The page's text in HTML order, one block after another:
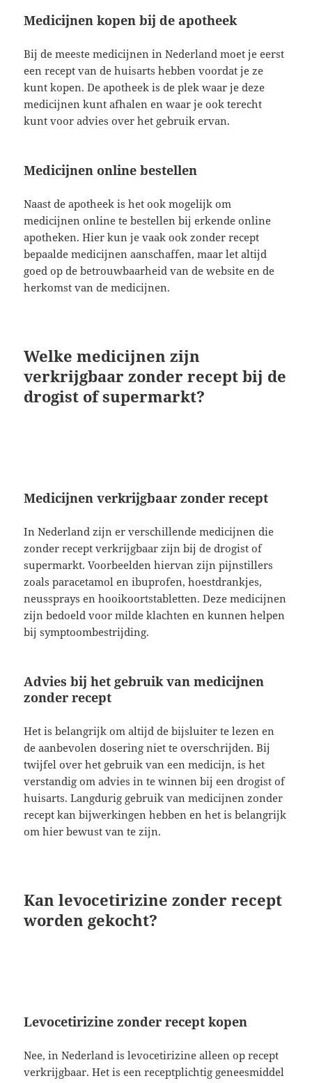
Medicijnen kopen bij de apotheek
Bij de meeste medicijnen in Nederland moet je eerst
een recept van de huisarts hebben voordat je ze
kunt kopen. De apotheek is de plek waar je deze
medicijnen kunt afhalen en waar je ook terecht
kunt voor advies over het gebruik ervan.
Medicijnen online bestellen
Naast de apotheek is het ook mogelijk om
medicijnen online te bestellen bij erkende online
apotheken. Hier kun je vaak ook zonder recept
bepaalde medicijnen aanschaffen, maar let altijd
goed op de betrouwbaarheid van de website en de
herkomst van de medicijnen.
Welke medicijnen zijn
verkrijgbaar zonder recept bij de
drogist of supermarkt?
Medicijnen verkrijgbaar zonder recept
In Nederland zijn er verschillende medicijnen die
zonder recept verkrijgbaar zijn bij de drogist of
supermarkt. Voorbeelden hiervan zijn pijnstillers
zoals paracetamol en ibuprofen, hoestdrankjes,
neussprays en hooikoortstabletten. Deze medicijnen
zijn bedoeld voor milde klachten en kunnen helpen
bij symptoombestrijding.
Advies bij het gebruik van medicijnen
zonder recept
Het is belangrijk om altijd de bijsluiter te lezen en
de aanbevolen dosering niet te overschrijden. Bij
twijfel over het gebruik van een medicijn, is het
verstandig om advies in te winnen bij een drogist of
huisarts. Langdurig gebruik van medicijnen zonder
recept kan bijwerkingen hebben en het is belangrijk
om hier bewust van te zijn.
Kan levocetirizine zonder recept
worden gekocht?
Levocetirizine zonder recept kopen
Nee, in Nederland is levocetirizine alleen op recept
verkrijgbaar. Het is een receptplichtig geneesmiddel